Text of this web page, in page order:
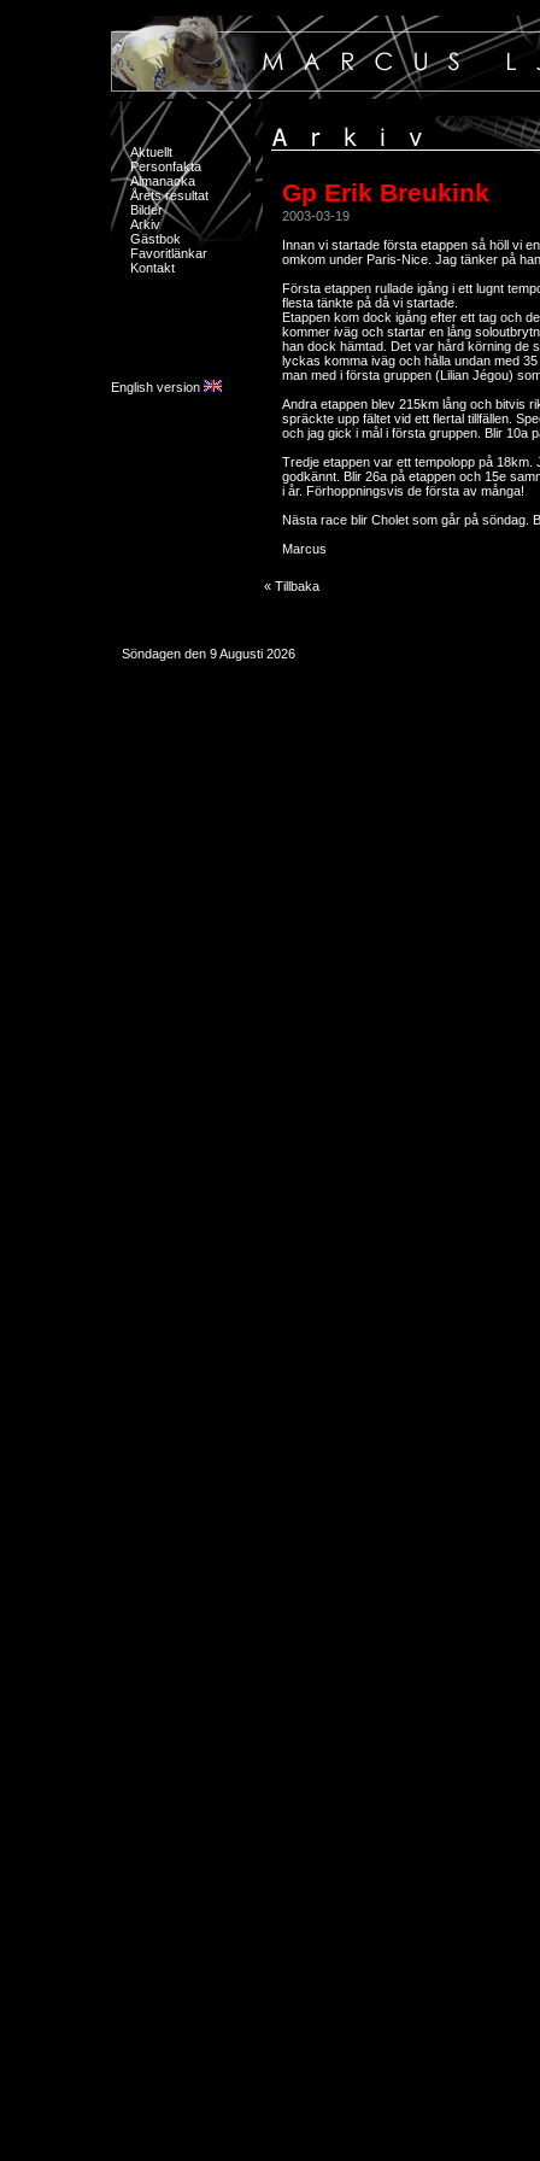
Aktuellt
Personfakta
Almanacka
Årets resultat
Bilder
Arkiv
Gästbok
Favoritlänkar
Kontakt
English version
Gp Erik Breukink
2003-03-19
Innan vi startade första etappen så höll vi
omkom under Paris-Nice. Jag tänker på
Första etappen rullade igång i ett lugnt
flesta tänkte på då vi startade.
Etappen kom dock igång efter ett tag och
kommer iväg och startar en lång
han dock hämtad. Det var hård körning de
lyckas komma iväg och hålla undan med
man med i första gruppen (Lilian Jégou)
Andra etappen blev 215km lång och bitvis
spräckte upp fältet vid ett flertal tillfällen.
och jag gick i mål i första gruppen. Blir 10a
Tredje etappen var ett tempolopp på
godkännt. Blir 26a på etappen och 15e
i år. Förhoppningsvis de första av många!
Nästa race blir Cholet som går på söndag.
Marcus
« Tillbaka
Söndagen den 9 Augusti 2026